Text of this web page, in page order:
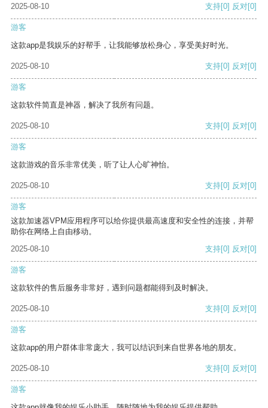
2025-08-10
支持[0] 反对[0]
游客
这款app是我娱乐的好帮手，让我能够放松身心，享受美好时光。
2025-08-10 支持[0] 反对[0]
游客
这款软件简直是神器，解决了我所有问题。
2025-08-10 支持[0] 反对[0]
游客
这款游戏的音乐非常优美，听了让人心旷神怡。
2025-08-10 支持[0] 反对[0]
游客
这款加速器VPM应用程序可以给你提供最高速度和安全性的连接，并帮
助你在网络上自由移动。
2025-08-10
支持[0] 反对[0]
游客
这款软件的售后服务非常好，遇到问题都能得到及时解决。
2025-08-10 支持[0] 反对[0]
游客
这款app的用户群体非常庞大，我可以结识到来自世界各地的朋友。
2025-08-10 支持[0] 反对[0]
游客